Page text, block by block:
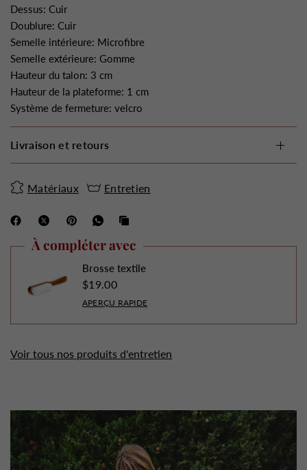
Dessus: Cuir
Doublure: Cuir
Semelle intérieure: Microfibre
Semelle extérieure: Gomme
Hauteur du talon: 3 cm
Hauteur de la plateforme: 1 cm
Système de fermeture: velcro
Livraison et retours
Matériaux Entretien
À compléter avec
Brosse textile
$19.00
APERÇU RAPIDE
Voir tous nos produits d'entretien